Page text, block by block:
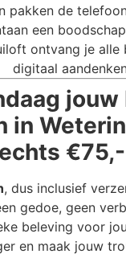
pakken de
een
ontvang je alle
digitaal
in
, dus inclusief
gedoe, geen
beleving voor
en maak jouw